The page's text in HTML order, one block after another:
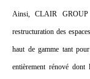
Ainsi, CLAIR
restructuration des
haut de gamme tant
entièrement rénové